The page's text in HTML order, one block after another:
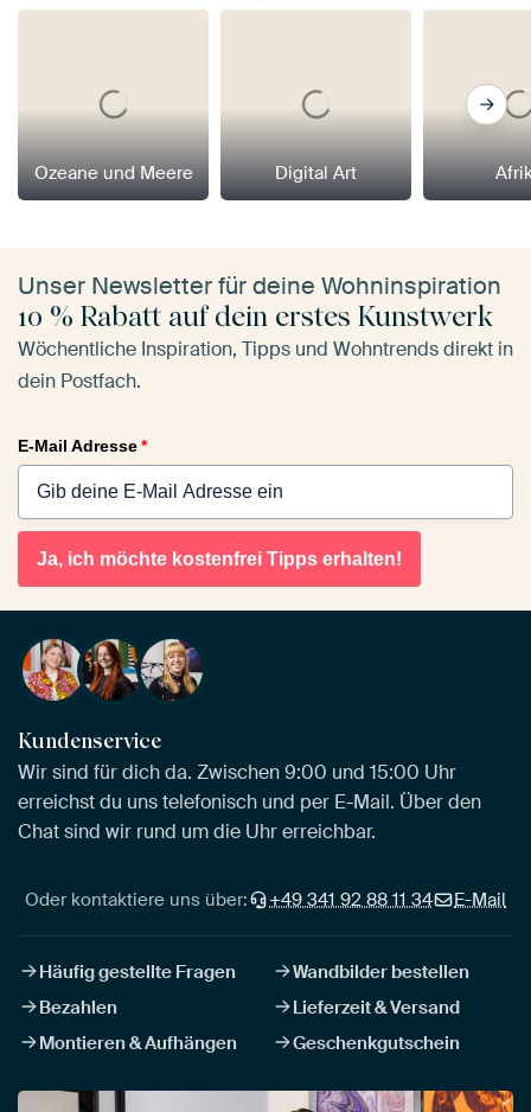
Ozeane und Meere Digital Art
Unser Newsletter für deine Wohninspiration
10 % Rabatt auf dein erstes Kunstwerk
Wöchentliche Inspiration, Tipps und Wohntrends direkt in
dein Postfach.
E-Mail Adresse*
Ja, ich möchte kostenfrei Tipps erhalten!
Kundenservice
Wir sind für dich da. Zwischen 9:00 und 15:00 Uhr
erreichst du uns telefonisch und per E-Mail. Über den
Chat sind wir rund um die Uhr erreichbar.
Oder kontaktiere uns über: +49 341 92 88 11 34 E-Mail
Häufig gestellte Fragen
Wandbilder bestellen
Bezahlen
Lieferzeit & Versand
Montieren & Aufhängen
Geschenkgutschein